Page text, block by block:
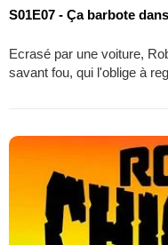
S01E07 - Ça barbote
Ecrasé par une voiture,
savant fou, qui l'oblige à